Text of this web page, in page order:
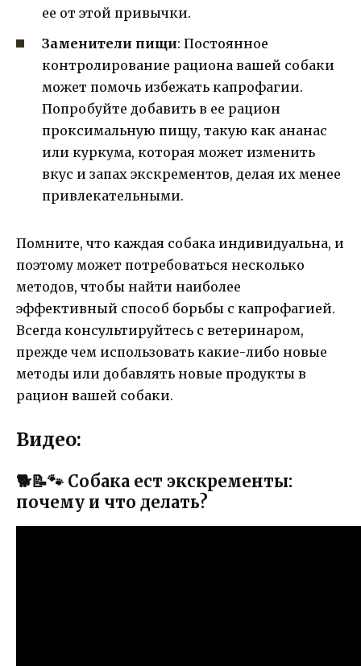
ее от этой привычки.
Заменители пищи: Постоянное
контролирование рациона вашей собаки
может помочь избежать капрофагии.
Попробуйте добавить в ее рацион
проксимальную пищу, такую ​​как ананас
или куркума, которая может изменить
вкус и запах экскрементов, делая их менее
привлекательными.
Помните, что каждая собака индивидуальна, и
поэтому может потребоваться несколько
методов, чтобы найти наиболее
эффективный способ борьбы с капрофагией.
Всегда консультируйтесь с ветеринаром,
прежде чем использовать какие-либо новые
методы или добавлять новые продукты в
рацион вашей собаки.
Видео:
🐕📝🐾 Собака ест экскременты:
почему и что делать?